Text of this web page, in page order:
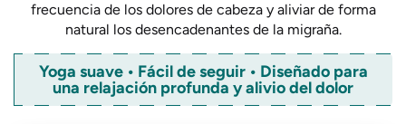
frecuencia de los dolores de cabeza y aliviar de forma
natural los desencadenantes de la migraña.
Yoga suave • Fácil de seguir • Diseñado para
una relajación profunda y alivio del dolor